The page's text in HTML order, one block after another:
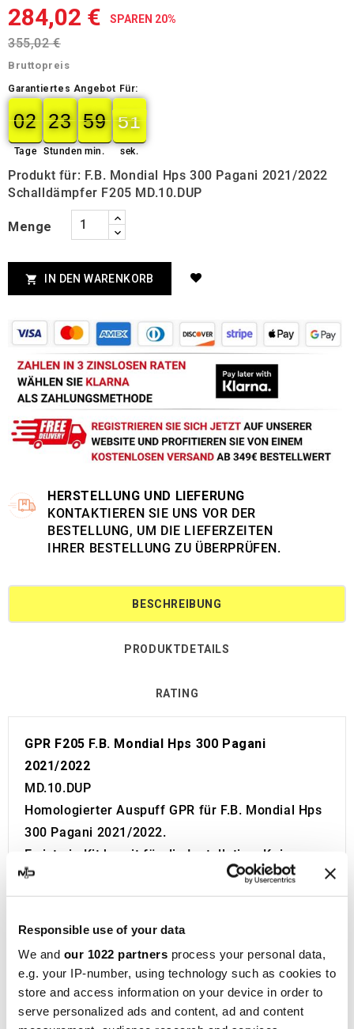
Responsible use of your data
We and our 1022 partners process your personal data,
e.g. your IP-number, using technology such as cookies to
store and access information on your device in order to
serve personalized ads and content, ad and content
284,02 € SPAREN 20%
355,02 €
Bruttopreis
Garantiertes Angebot Für:
02
02
00
Tage
23
23
00
Stunden
59
59
00
min.
50
49
50
sek.
Produkt für: F.B. Mondial Hps 300 Pagani 2021/2022
Schalldämpfer F205 MD.10.DUP
Menge
 IN DEN WARENKORB
HERSTELLUNG UND LIEFERUNG
KONTAKTIEREN SIE UNS VOR DER
BESTELLUNG, UM DIE LIEFERZEITEN
IHRER BESTELLUNG ZU ÜBERPRÜFEN.
BESCHREIBUNG
PRODUKTDETAILS
RATING
GPR F205 F.B. Mondial Hps 300 Pagani
2021/2022
MD.10.DUP
Homologierter Auspuff GPR für F.B. Mondial Hps
300 Pagani 2021/2022.
Es ist ein Kit bereit für die Installation. Keine
Änderungen erforderlich.
Europäische Zulassung mit Code und Zertifikat
Made in Italy 100%.
2 Jahre Garantie.
Für die Suche: